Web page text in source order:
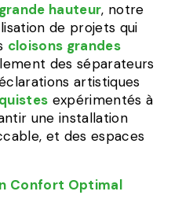
hauteur, notre
de projets qui
cloisons grandes
des séparateurs
artistiques
expérimentés à
une installation
et des espaces
Confort Optimal